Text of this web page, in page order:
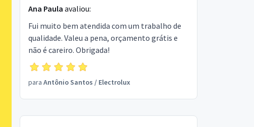
Ana Paula avaliou:
Fui muito bem atendida com um trabalho de
qualidade. Valeu a pena, orçamento grátis e
não é careiro. Obrigada!
para Antônio Santos / Electrolux